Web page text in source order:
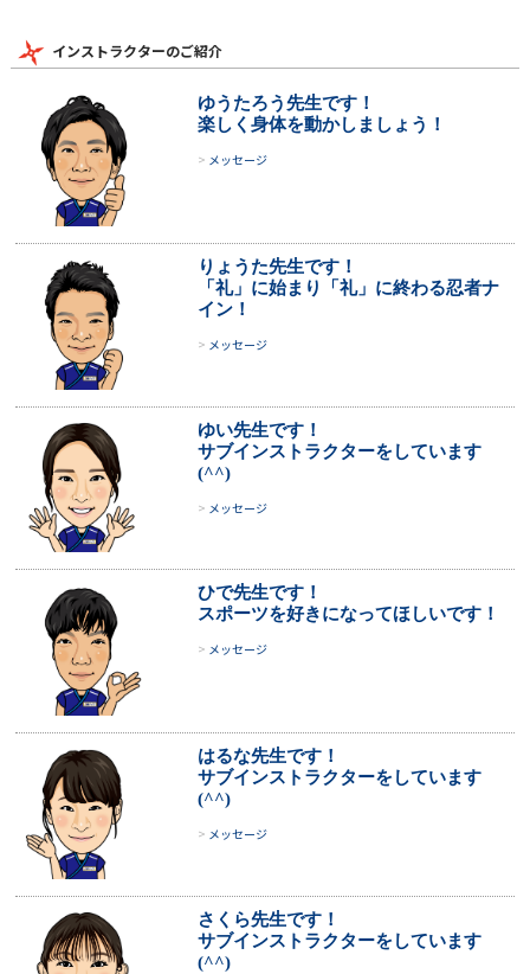
インストラクターのご紹介
ゆうたろう先生です！
楽しく身体を動かしましょう！
メッセージ
りょうた先生です！
「礼」に始まり「礼」に終わる忍者ナ
イン！
メッセージ
ゆい先生です！
サブインストラクターをしています
(^^)
メッセージ
ひで先生です！
スポーツを好きになってほしいです！
メッセージ
はるな先生です！
サブインストラクターをしています
(^^)
メッセージ
さくら先生です！
サブインストラクターをしています
(^^)